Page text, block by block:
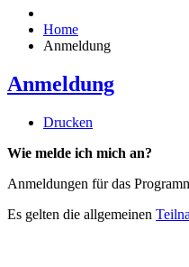
Home
Anmeldung
Anmeldung
Drucken
Wie melde ich mich an?
Anmeldungen für das
Es gelten die allgemeinen